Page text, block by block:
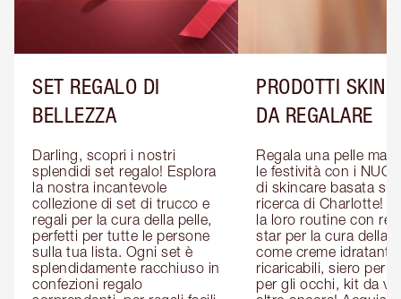
SET REGALO DI
BELLEZZA
Darling, scopri i nostri
splendidi set regalo! Esplora
la nostra incantevole
collezione di set di trucco e
regali per la cura della pelle,
perfetti per tutte le persone
sulla tua lista. Ogni set è
splendidamente racchiuso in
confezioni regalo
PRODOTTI
DA REGALARE
Regala una pelle
le festività con i
di skincare basata
ricerca di Charlotte!
la loro routine con
star per la cura della
come creme idratanti
ricaricabili, siero per il
per gli occhi, kit da